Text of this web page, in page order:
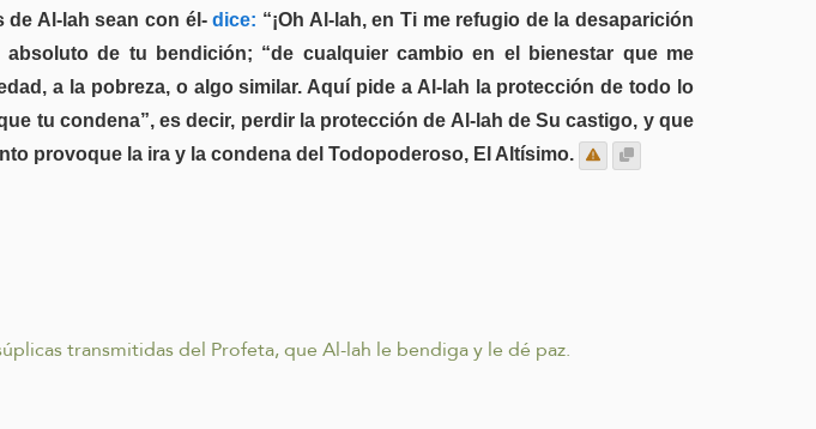
de Al-lah sean con él-dice: “¡Oh Al-lah, en Ti me refugio de la desaparición
de tu bendición; “de cualquier cambio en el bienestar que me
a la pobreza, o algo similar. Aquí pide a Al-lah la protección de todo lo
tu condena”, es decir, perdir la protección de Al-lah de Su castigo, y que
provoque la ira y la condena del Todopoderoso, El Altísimo.
transmitidas del Profeta, que Al-lah le bendiga y le dé paz.